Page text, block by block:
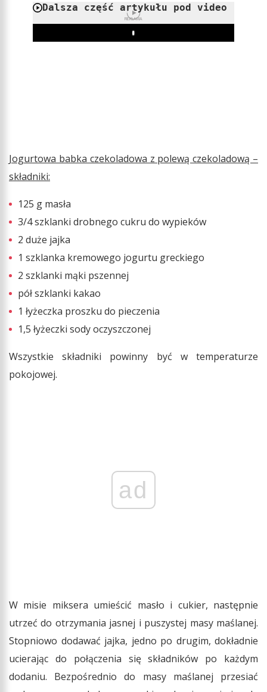
Dalsza część artykułu pod video
REKLAMA
Play
Jogurtowa babka czekoladowa z polewą czekoladową –
składniki:
125 g masła
3/4 szklanki drobnego cukru do wypieków
2 duże jajka
1 szklanka kremowego jogurtu greckiego
2 szklanki mąki pszennej
pół szklanki kakao
1 łyżeczka proszku do pieczenia
1,5 łyżeczki sody oczyszczonej
Wszystkie składniki powinny być w temperaturze
pokojowej.
ad
W misie miksera umieścić masło i cukier, następnie
utrzeć do otrzymania jasnej i puszystej masy maślanej.
Stopniowo dodawać jajka, jedno po drugim, dokładnie
ucierając do połączenia się składników po każdym
dodaniu. Bezpośrednio do masy maślanej przesiać